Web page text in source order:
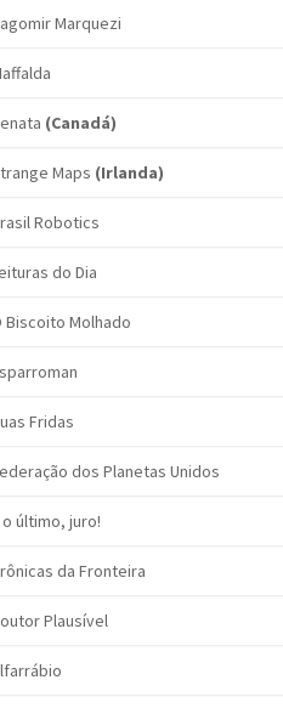
Marquezi
(Canadá)
Maps (Irlanda)
Robotics
do Dia
Biscoito Molhado
Fridas
dos Planetas Unidos
o último, juro!
da Fronteira
Plausível